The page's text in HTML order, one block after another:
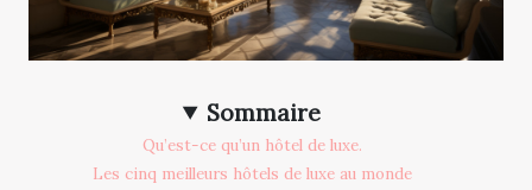
Sommaire
Qu’est-ce qu’un hôtel de luxe.
Les cinq meilleurs hôtels de luxe au monde